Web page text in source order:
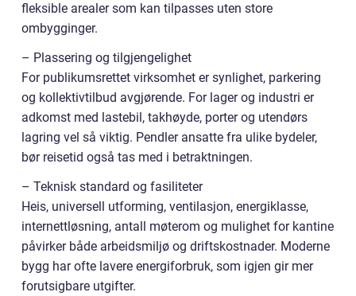
fleksible arealer som kan tilpasses uten store
ombygginger.
– Plassering og tilgjengelighet
For publikumsrettet virksomhet er synlighet, parkering
og kollektivtilbud avgjørende. For lager og industri er
adkomst med lastebil, takhøyde, porter og utendørs
lagring vel så viktig. Pendler ansatte fra ulike bydeler,
bør reisetid også tas med i betraktningen.
– Teknisk standard og fasiliteter
Heis, universell utforming, ventilasjon, energiklasse,
internettløsning, antall møterom og mulighet for kantine
påvirker både arbeidsmiljø og driftskostnader. Moderne
bygg har ofte lavere energiforbruk, som igjen gir mer
forutsigbare utgifter.